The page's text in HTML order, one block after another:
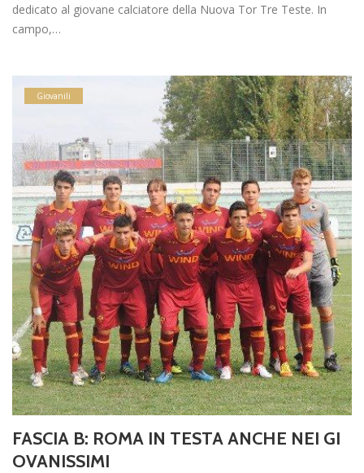
dedicato al giovane calciatore della Nuova Tor Tre Teste. In
campo,…
Giovanili
FASCIA B: ROMA IN TESTA ANCHE NEI GI
OVANISSIMI